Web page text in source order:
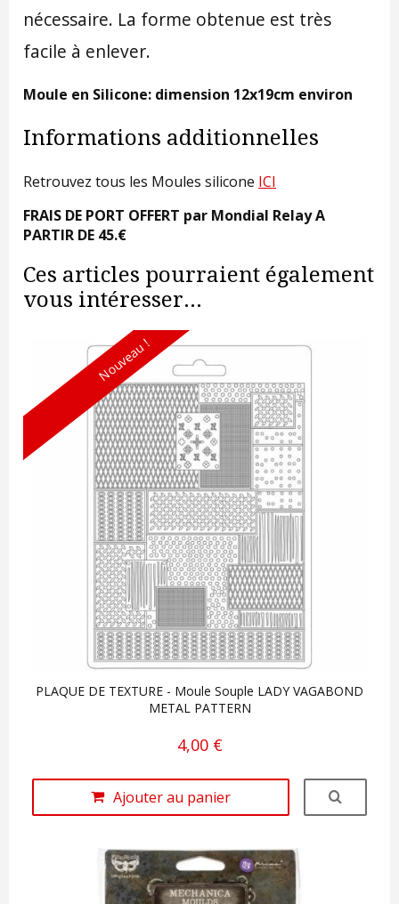
nécessaire. La forme obtenue est très
facile à enlever.
Moule en Silicone: dimension 12x19cm environ
Informations additionnelles
Retrouvez tous les Moules silicone ICI
FRAIS DE PORT OFFERT par Mondial Relay A
PARTIR DE 45.€
Ces articles pourraient également
vous intéresser...
Nouveau !
PLAQUE DE TEXTURE - Moule Souple LADY VAGABOND
METAL PATTERN
4,00 €
Ajouter au panier